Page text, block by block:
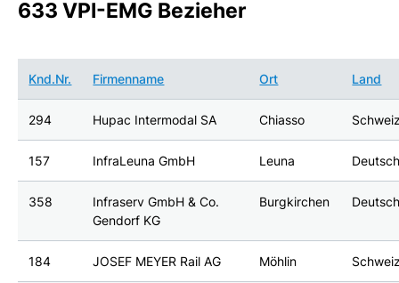
633 VPI-EMG Bezieher
Knd.Nr. Firmenname Ort Land
294 Hupac Intermodal SA Chiasso
157 InfraLeuna GmbH Leuna
358
Infraserv GmbH & Co.
Gendorf KG
Burgkirchen
184 JOSEF MEYER Rail AG Möhlin